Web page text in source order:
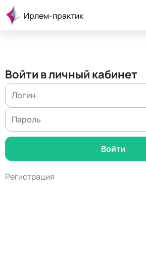
Ирлем-практик
Войти в личный кабинет
Регистрация